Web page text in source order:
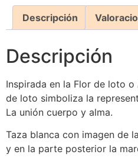
Descripción
Descripción
Inspirada en la Flor de loto o
de loto simboliza la
La unión cuerpo y alma.
Taza blanca con imagen de
y en la parte posterior la